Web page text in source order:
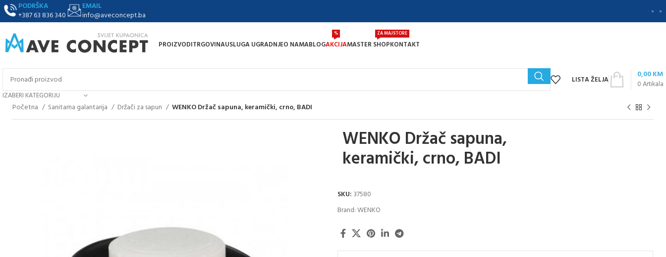
PODRŠKA
+387 63 836 340
EMAIL
info@aveconcept.ba
PROIZVODITRGOVINAUSLUGA UGRADNJEO NAMABLOGAKCIJA
%
MASTER SHOP
ZA MAJSTORE
KONTAKT
IZABERI KATEGORIJU
LISTA ŽELJA 0Artikala
0,00KM
Početna Sanitarna galantarija Držači za sapun WENKO Držač sapuna, keramički, crno, BADI
WENKO Držač sapuna,
keramički, crno, BADI
SKU: 37580
Brand:WENKO